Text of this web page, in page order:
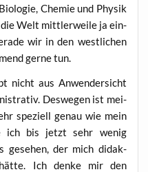
Che­mie und Phy­sik
die Welt mitt­ler­wei­le ja ein­
wir in den west­li­chen
ger­ne tun.
nicht aus Anwen­der­sicht
Des­we­gen ist mei­
spe­zi­ell genau wie mein
ich bis jetzt sehr wenig
gese­hen, der mich didak­
Ich den­ke mir den